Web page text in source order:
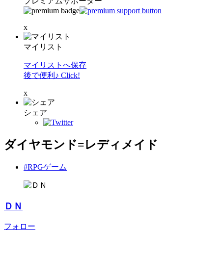
x
マイリスト
マイリストへ保存
後で便利♪ Click!
x
シェア
ダイヤモンド=レディメイド
#RPGゲーム
ＤＮ
フォロー